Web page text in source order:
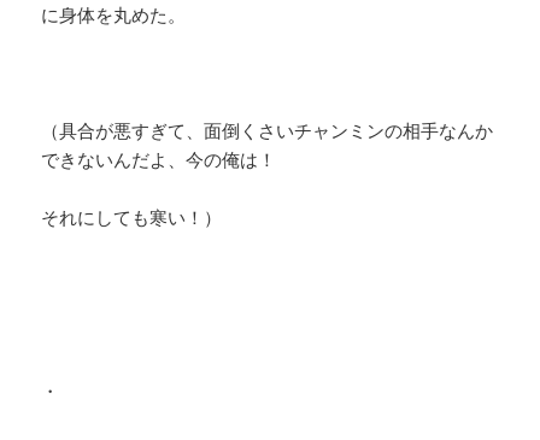
に身体を丸めた。
（具合が悪すぎて、面倒くさいチャンミンの相手なんか
できないんだよ、今の俺は！
それにしても寒い！）
・